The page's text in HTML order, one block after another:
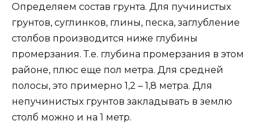
Определяем состав грунта. Для пучинистых
грунтов, суглинков, глины, песка, заглубление
столбов производится ниже глубины
промерзания. Т.е. глубина промерзания в этом
районе, плюс еще пол метра. Для средней
полосы, это примерно 1,2 – 1,8 метра. Для
непучинистых грунтов закладывать в землю
столб можно и на 1 метр.